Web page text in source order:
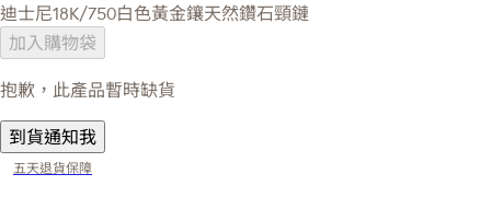
迪士尼18K/750白色黃金鑲天然鑽石頸鏈
加入購物袋
抱歉，此產品暫時缺貨
到貨通知我
五天退貨保障